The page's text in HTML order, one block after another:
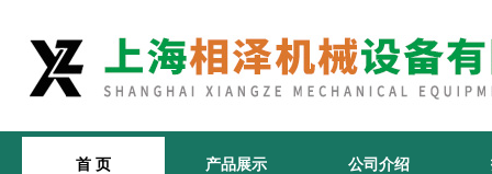
首 页 产品展示 公司介绍